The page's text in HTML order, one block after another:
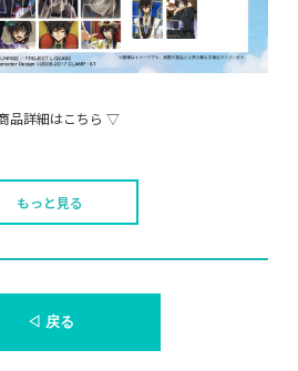
品詳細はこちら ▽
もっと見る
◁ 戻る